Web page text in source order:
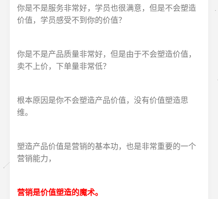
你是不是服务非常好，学员也很满意，但是不会塑造
价值，学员感受不到你的价值？
你是不是产品质量非常好，但是由于不会塑造价值，
卖不上价，下单量非常低？
根本原因是你不会塑造产品价值，没有价值塑造思
维。
塑造产品价值是营销的基本功，也是非常重要的一个
营销能力，
营销是价值塑造的魔术。